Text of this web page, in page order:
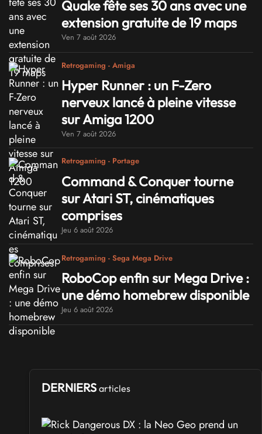
Quake fête ses 30 ans avec une
extension gratuite de 19 maps
Ven 7 août 2026
Retrogaming - Amiga
Hyper Runner : un F-Zero
nerveux lancé à pleine vitesse
sur Amiga 1200
Ven 7 août 2026
Retrogaming - Portage
Command & Conquer tourne
sur Atari ST, cinématiques
comprises
Jeu 6 août 2026
Retrogaming - Sega Mega Drive
RoboCop enfin sur Mega Drive :
une démo homebrew disponible
Jeu 6 août 2026
DERNIERS articles